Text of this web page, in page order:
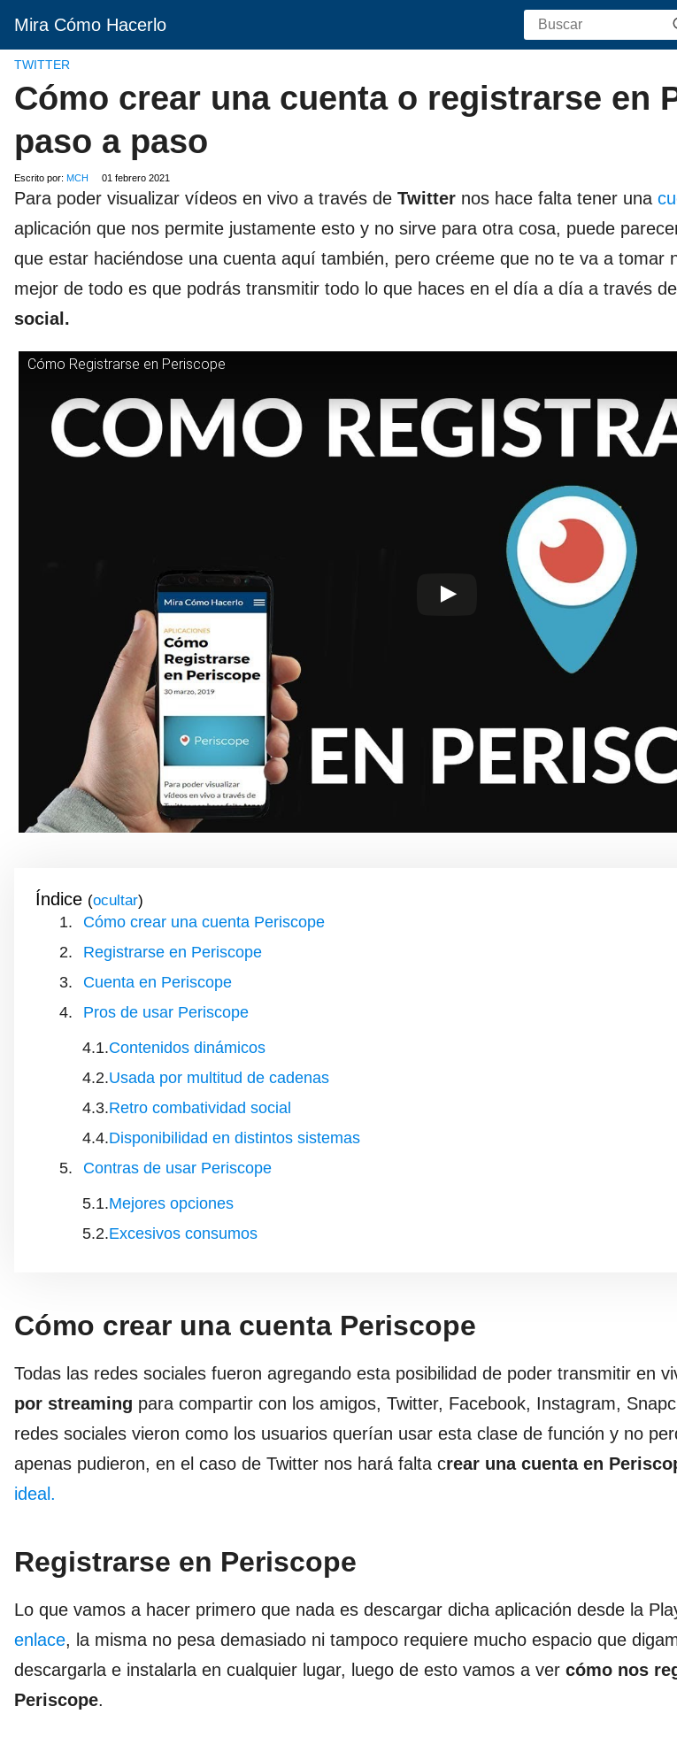
Mira Cómo Hacerlo
TWITTER
Cómo crear una cuenta o registrarse en
paso a paso
Escrito por: MCH 01 febrero 2021
Para poder visualizar vídeos en vivo a través de Twitter nos hace falta tener una
aplicación que nos permite justamente esto y no sirve para otra cosa, puede
que estar haciéndose una cuenta aquí también, pero créeme que no te va a tomar
mejor de todo es que podrás transmitir todo lo que haces en el día a día a través
social.
Cómo Registrarse en Periscope
Índice ( )
Cómo crear una cuenta Periscope
Registrarse en Periscope
Cuenta en Periscope
Pros de usar Periscope
Contenidos dinámicos
Usada por multitud de cadenas
Retro combatividad social
Disponibilidad en distintos sistemas
Contras de usar Periscope
Mejores opciones
Excesivos consumos
Cómo crear una cuenta Periscope
Todas las redes sociales fueron agregando esta posibilidad de poder transmitir en
por streaming para compartir con los amigos, Twitter, Facebook, Instagram,
redes sociales vieron como los usuarios querían usar esta clase de función y no
apenas pudieron, en el caso de Twitter nos hará falta crear una cuenta en
ideal.
Registrarse en Periscope
Lo que vamos a hacer primero que nada es descargar dicha aplicación desde la
enlace, la misma no pesa demasiado ni tampoco requiere mucho espacio que
descargarla e instalarla en cualquier lugar, luego de esto vamos a ver cómo nos
Periscope.